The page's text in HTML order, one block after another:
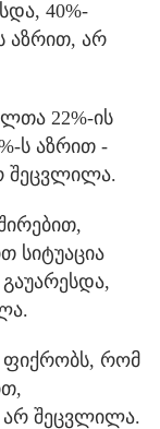
40%-
აზრით, არ
22%-ის
ს აზრით -
შეცვლილა.
სიტუაცია
ფიქრობს, რომ
არ შეცვლილა.